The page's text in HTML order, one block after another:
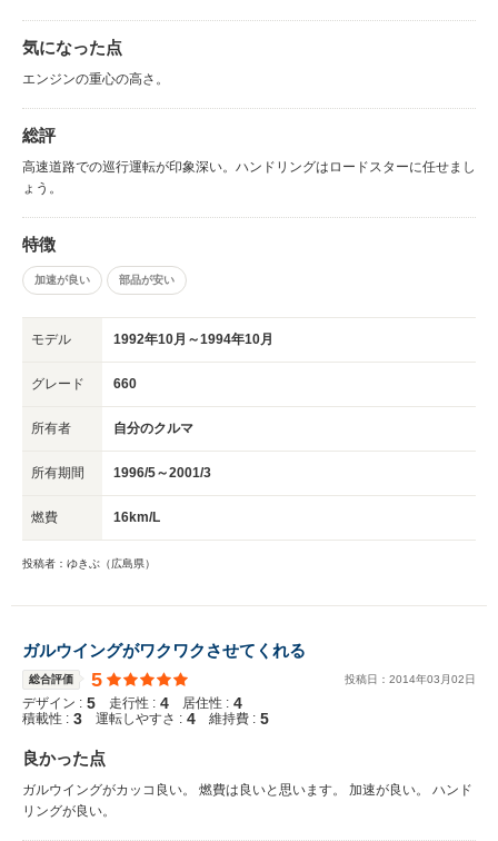
気になった点
エンジンの重心の高さ。
総評
高速道路での巡行運転が印象深い。ハンドリングはロードスターに任せまし
ょう。
特徴
加速が良い 部品が安い
モデル 1992年10月～1994年10月
グレード 660
所有者 自分のクルマ
所有期間 1996/5～2001/3
燃費 16km/L
投稿者：ゆきぶ（広島県）
ガルウイングがワクワクさせてくれる
総合評価 5 投稿日： 2014年03 月02日
デザイン : 5 走行性 : 4 居住性 : 4
積載性 : 3 運転しやすさ : 4 維持費 : 5
良かった点
ガルウイングがカッコ良い。 燃費は良いと思います。 加速が良い。 ハンド
リングが良い。